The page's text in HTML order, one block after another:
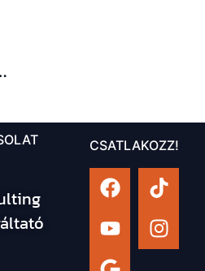
CSATLAKOZZ!